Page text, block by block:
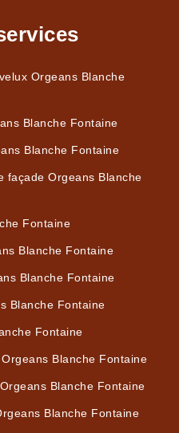
Orgeans Blanche
Blanche Fontaine
Blanche Fontaine
façade Orgeans Blanche
Fontaine
Blanche Fontaine
Blanche Fontaine
Blanche Fontaine
Fontaine
Blanche Fontaine
Blanche Fontaine
Blanche Fontaine